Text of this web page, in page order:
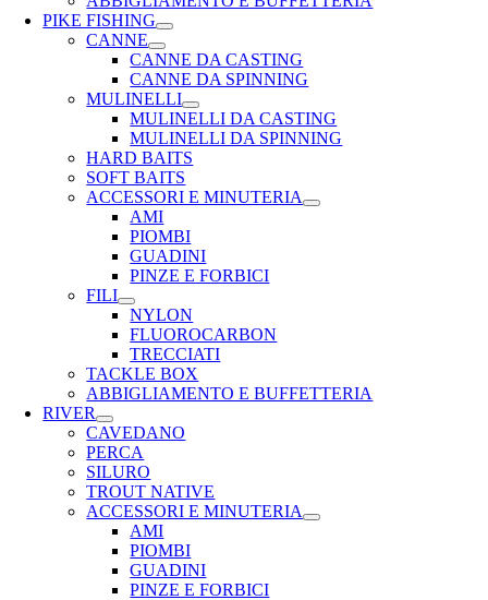
PIKE FISHING
CANNE
CANNE DA CASTING
CANNE DA SPINNING
MULINELLI
MULINELLI DA CASTING
MULINELLI DA SPINNING
HARD BAITS
SOFT BAITS
ACCESSORI E MINUTERIA
AMI
PIOMBI
GUADINI
PINZE E FORBICI
FILI
NYLON
FLUOROCARBON
TRECCIATI
TACKLE BOX
ABBIGLIAMENTO E BUFFETTERIA
RIVER
CAVEDANO
PERCA
SILURO
TROUT NATIVE
ACCESSORI E MINUTERIA
AMI
PIOMBI
GUADINI
PINZE E FORBICI